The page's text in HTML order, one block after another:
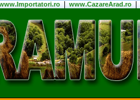
| www.CazareArad.ro|